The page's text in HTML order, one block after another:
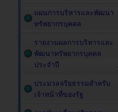
แผนการบริหารและพัฒนา
ทรัพยากรบุคคล
รายงานผลการบริหารและ
พัฒนาทรัพยากรบุคคล
ประจำปี
ประมวลจริยธรรมสำหรับ
เจ้าหน้าที่ของรัฐ